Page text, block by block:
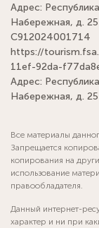
Адрес:
Набережная, д. 25
С912024001714
https://
11ef-92da-
Адрес:
Набережная, д. 25
Все материалы
Запрещается
копирования на
использование
правообладателя.
Данный интернет-
характер и ни при